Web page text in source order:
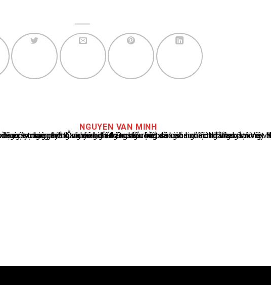
NGUYEN VAN MINH
Nguyễn Văn Minh là một trong những chuyên gia hàng đầu về báo cáo tin tức thể thao tại Việt Nam, với hơn 10 năm hoạt động trong ngành. Ông có kiến thức sâu rộng và kinh nghiệm đáng kể trong việc phân tích và báo cáo về các sự kiện thể thao hàng đầu. Sự hiểu biết sâu sắc của ông về ngành này đã giúp ông xây dựng uy tín và danh tiếng trong cộng đồng báo chí thể thao.